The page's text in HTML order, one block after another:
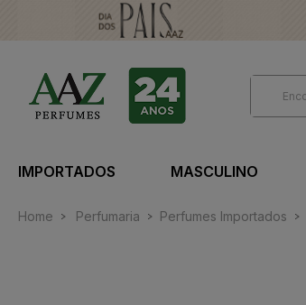
IMPORTADOS MASCULINO
Home Perfumaria Perfumes Importados